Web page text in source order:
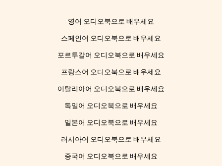
영어 오디오북으로 배우세요
스페인어 오디오북으로 배우세요
포르투갈어 오디오북으로 배우세요
프랑스어 오디오북으로 배우세요
이탈리아어 오디오북으로 배우세요
독일어 오디오북으로 배우세요
일본어 오디오북으로 배우세요
러시아어 오디오북으로 배우세요
중국어 오디오북으로 배우세요